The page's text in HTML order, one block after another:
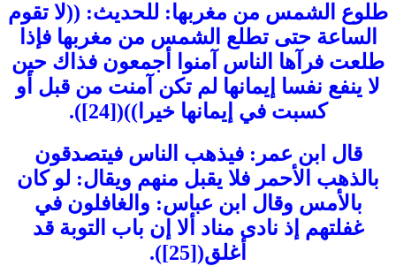
طلوع الشمس من مغربها: للحديث: ((لا تقوم
الساعة حتى تطلع الشمس من مغربها فإذا
طلعت فرآها الناس آمنوا أجمعون فذاك حين
لا ينفع نفسا إيمانها لم تكن آمنت من قبل أو
كسبت في إيمانها خيرا))([24]).
قال ابن عمر: فيذهب الناس فيتصدقون
بالذهب الأحمر فلا يقبل منهم ويقال: لو كان
بالأمس وقال ابن عباس: والغافلون في
غفلتهم إذ نادى مناد ألا إن باب التوبة قد
أغلق([25]).